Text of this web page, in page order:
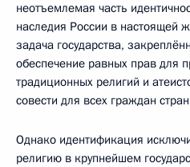
неотъемлемая часть
наследия России в настоящей
задача государства,
обеспечение равных прав для
традиционных религий и
совести для всех граждан
Однако идентификация
религию в крупнейшем